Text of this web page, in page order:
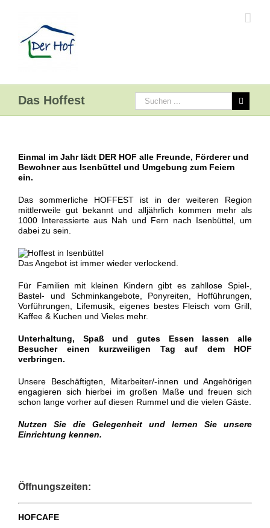
Das Hoffest
Einmal im Jahr lädt DER HOF alle Freunde, Förderer und
Bewohner aus Isenbüttel und Umgebung zum Feiern
ein.
Das sommerliche HOFFEST ist in der weiteren Region
mittlerweile gut bekannt und alljährlich kommen mehr als
1000 Interessierte aus Nah und Fern nach Isenbüttel, um
dabei zu sein.
Das Angebot ist immer wieder verlockend.
Für Familien mit kleinen Kindern gibt es zahllose Spiel-,
Bastel- und Schminkangebote, Ponyreiten, Hofführungen,
Vorführungen, Lifemusik, eigenes bestes Fleisch vom Grill,
Kaffee & Kuchen und Vieles mehr.
Unterhaltung, Spaß und gutes Essen lassen alle
Besucher einen kurzweiligen Tag auf dem HOF
verbringen.
Unsere Beschäftigten, Mitarbeiter/-innen und Angehörigen
engagieren sich hierbei im großen Maße und freuen sich
schon lange vorher auf diesen Rummel und die vielen Gäste.
Nutzen Sie die Gelegenheit und lernen Sie unsere
Einrichtung kennen.
Öffnungszeiten:
HOFCAFE